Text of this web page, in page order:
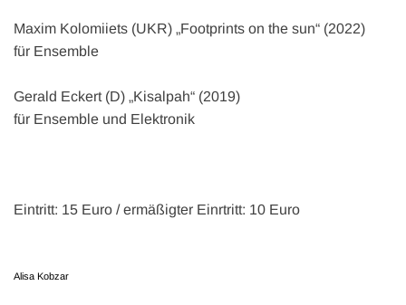
Maxim Kolomiiets (UKR) „Footprints on the sun“ (2022)
für Ensemble
Gerald Eckert (D) „Kisalpah“ (2019)
für Ensemble und Elektronik
Eintritt: 15 Euro / ermäßigter Einrtritt: 10 Euro
Alisa Kobzar